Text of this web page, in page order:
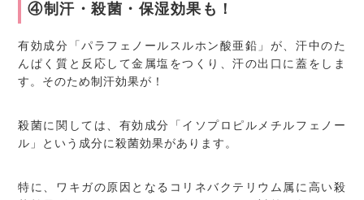
④制汗・殺菌・保湿効果も！
有効成分「パラフェノールスルホン酸亜鉛」が、汗中のた
んぱく質と反応して金属塩をつくり、汗の出口に蓋をしま
す。そのため制汗効果が！
殺菌に関しては、有効成分「イソプロピルメチルフェノー
ル」という成分に殺菌効果があります。
特に、ワキガの原因となるコリネバクテリウム属に高い殺